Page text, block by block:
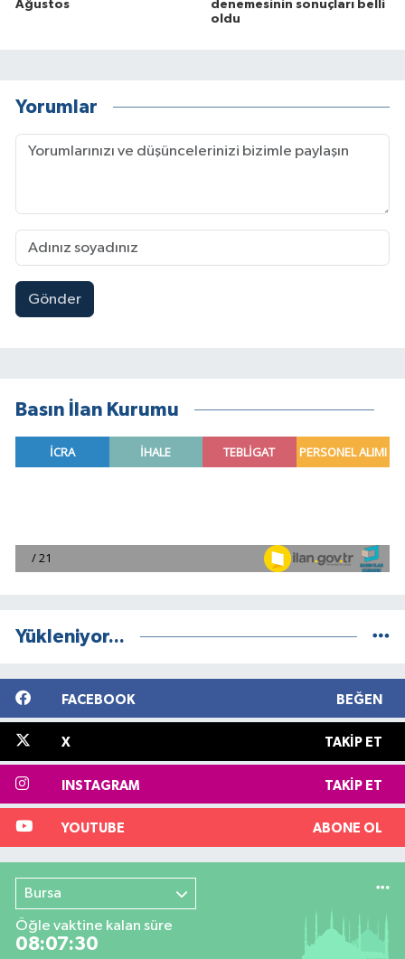
Ağustos
denemesinin sonuçları belli
oldu
Yorumlar
Gönder
Basın İlan Kurumu
Yükleniyor...
FACEBOOK BEĞEN
X TAKIP ET
INSTAGRAM TAKIP ET
YOUTUBE ABONE OL
Bursa
Öğle vaktine kalan süre
08:07:29